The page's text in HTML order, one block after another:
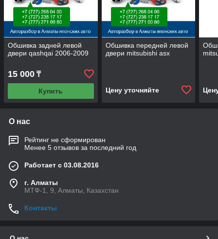
Обшивка задней левой
двери qashqai 2006-2009
15 000 ₸
Купить
Обшивка передней левой
двери mitsubishi asx
Цену уточняйте
О нас
Рейтинг не сформирован
Менее 5 отзывов за последний год
Работает с 03.08.2016
г. Алматы
МТФ-1, 9, Алматы, Казахстан
Контакты